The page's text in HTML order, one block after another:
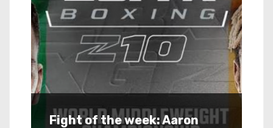
Fight of the week: Aaron